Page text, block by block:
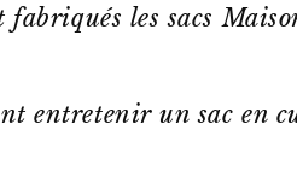
fabriqués les sacs
entretenir un sac en